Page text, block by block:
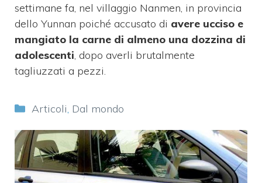
settimane fa, nel villaggio Nanmen, in provincia
dello Yunnan poiché accusato di avere ucciso e
mangiato la carne di almeno una dozzina di
adolescenti, dopo averli brutalmente
tagliuzzati a pezzi.
Categorie
Articoli, Dal mondo